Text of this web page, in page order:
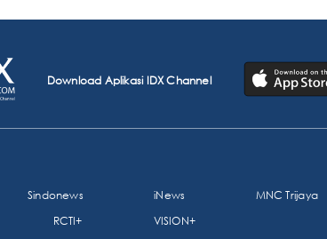
Download Aplikasi IDX Channel
Sindonews iNews
MNC Trijaya
RCTI+ VISION+